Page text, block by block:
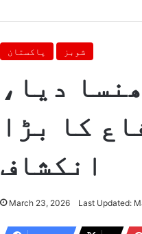
پاکستان شوبز
دیا،
کا بڑا
انکشاف
March 23, 2026 Last Updated: